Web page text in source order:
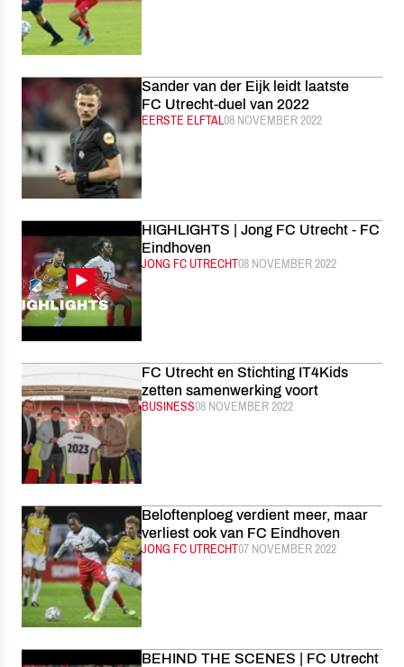
Sander van der Eijk leidt laatste
FC Utrecht-duel van 2022
CATEGORIE:
EERSTE ELFTALGEPUBLICEERD:
08 NOVEMBER 2022
HIGHLIGHTS | Jong FC Utrecht - FC
Eindhoven
CATEGORIE:
JONG FC UTRECHTGEPUBLICEERD:
08 NOVEMBER 2022
FC Utrecht en Stichting IT4Kids
zetten samenwerking voort
CATEGORIE:
BUSINESSGEPUBLICEERD:
08 NOVEMBER 2022
Beloftenploeg verdient meer, maar
verliest ook van FC Eindhoven
CATEGORIE:
JONG FC UTRECHTGEPUBLICEERD:
07 NOVEMBER 2022
BEHIND THE SCENES | FC Utrecht